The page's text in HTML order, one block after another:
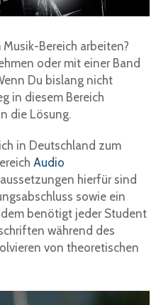
Bereich arbeiten?
oder mit einer Band
Du bislang nicht
in diesem Bereich
die Lösung.
in Deutschland zum
Audio
hierfür sind
sowie ein
benötigt jeder Student
während des
von theoretischen